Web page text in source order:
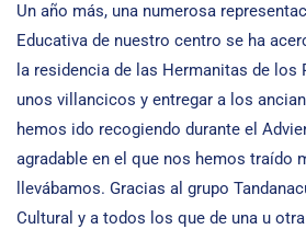
Un año más, una numerosa
Educativa de nuestro centro se ha
la residencia de las Hermanitas de los
unos villancicos y entregar a los
hemos ido recogiendo durante el
agradable en el que nos hemos traído
llevábamos. Gracias al grupo
Cultural y a todos los que de una u